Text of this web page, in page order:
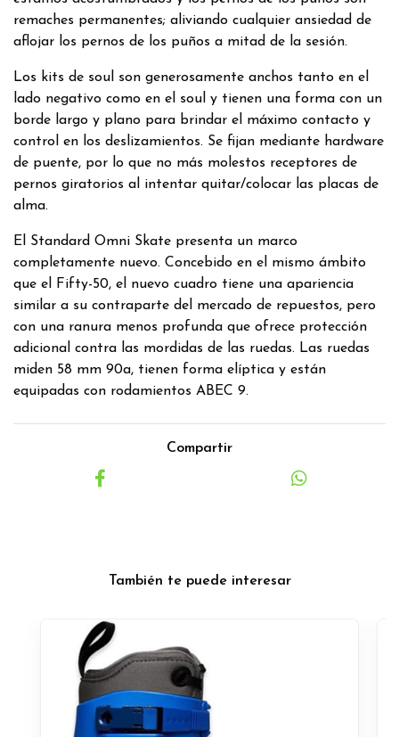
remaches permanentes; aliviando cualquier ansiedad de
aflojar los pernos de los puños a mitad de la sesión.
Los kits de soul son generosamente anchos tanto en el
lado negativo como en el soul y tienen una forma con un
borde largo y plano para brindar el máximo contacto y
control en los deslizamientos. Se fijan mediante hardware
de puente, por lo que no más molestos receptores de
pernos giratorios al intentar quitar/colocar las placas de
alma.
El Standard Omni Skate presenta un marco
completamente nuevo. Concebido en el mismo ámbito
que el Fifty-50, el nuevo cuadro tiene una apariencia
similar a su contraparte del mercado de repuestos, pero
con una ranura menos profunda que ofrece protección
adicional contra las mordidas de las ruedas. Las ruedas
miden 58 mm 90a, tienen forma elíptica y están
equipadas con rodamientos ABEC 9.
Compartir
También te puede interesar